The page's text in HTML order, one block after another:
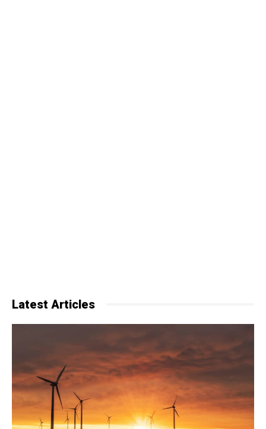
Latest Articles